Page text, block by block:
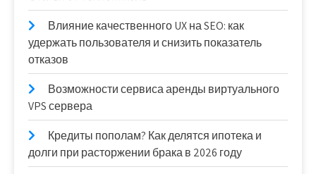
Влияние качественного UX на SEO: как
удержать пользователя и снизить показатель
отказов
Возможности сервиса аренды виртуального
VPS сервера
Кредиты пополам? Как делятся ипотека и
долги при расторжении брака в 2026 году